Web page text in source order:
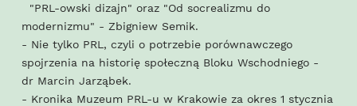
"PRL-owski dizajn" oraz "Od socrealizmu do
modernizmu" - Zbigniew Semik.
- Nie tylko PRL, czyli o potrzebie porównawczego
spojrzenia na historię społeczną Bloku Wschodniego -
dr Marcin Jarząbek.
- Kronika Muzeum PRL-u w Krakowie za okres 1 stycznia